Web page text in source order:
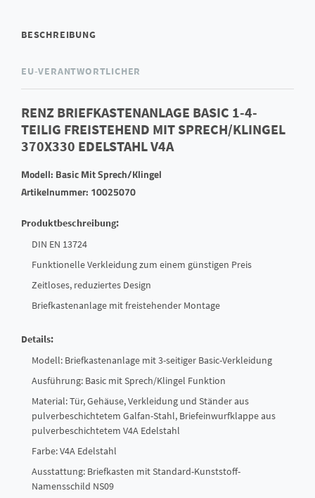
BESCHREIBUNG
EU-VERANTWORTLICHER
RENZ BRIEFKASTENANLAGE BASIC 1-4-
TEILIG FREISTEHEND MIT SPRECH/KLINGEL
370X330 EDELSTAHL V4A
Modell: Basic Mit Sprech/Klingel
Artikelnummer: 10025070
Produktbeschreibung:
DIN EN 13724
Funktionelle Verkleidung zum einem günstigen Preis
Zeitloses, reduziertes Design
Briefkastenanlage mit freistehender Montage
Details:
Modell: Briefkastenanlage mit 3-seitiger Basic-Verkleidung
Ausführung: Basic mit Sprech/Klingel Funktion
Material: Tür, Gehäuse, Verkleidung und Ständer aus
pulverbeschichtetem Galfan-Stahl, Briefeinwurfklappe aus
pulverbeschichtetem V4A Edelstahl
Farbe: V4A Edelstahl
Ausstattung: Briefkasten mit Standard-Kunststoff-
Namensschild NS09